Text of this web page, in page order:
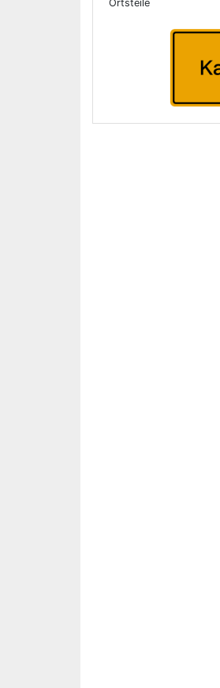
Ortsteile